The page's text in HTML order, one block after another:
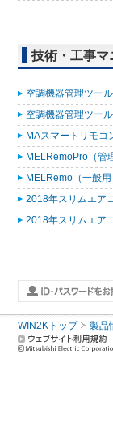
技術・工事マ
空調機器管理ツー
空調機器管理ツー
MAスマートリモコ
MELRemoPro（管
MELRemo（一般
2018年スリムエア
2018年スリムエア
WIN2Kトップ 製品